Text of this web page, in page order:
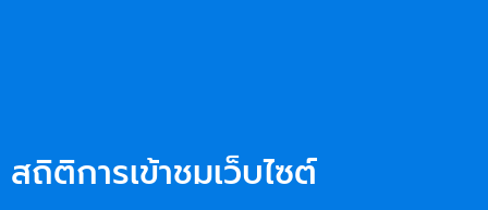
สถิติการเข้าชมเว็บไซต์